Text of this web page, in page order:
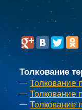
Толкование
Толкование
Толкование
Толкование